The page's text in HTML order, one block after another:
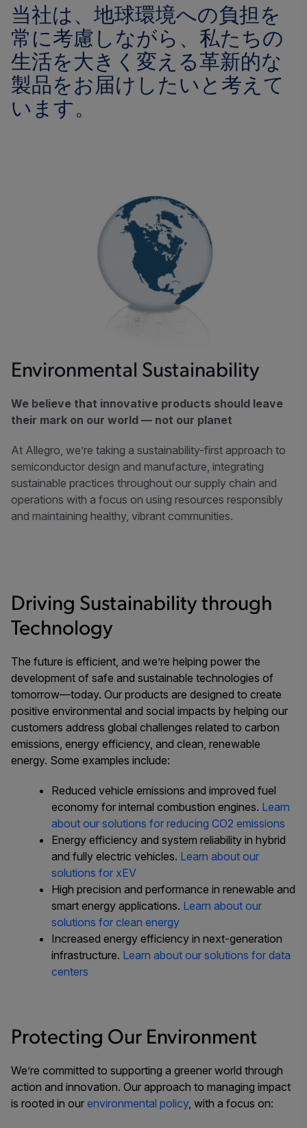
当社は、地球環境への負担を
常に考慮しながら、私たちの
生活を大きく変える革新的な
製品をお届けしたいと考えて
います。
Environmental Sustainability
We believe that innovative products should leave
their mark on our world — not our planet
At Allegro, we’re taking a sustainability-first approach to
semiconductor design and manufacture, integrating
sustainable practices throughout our supply chain and
operations with a focus on using resources responsibly
and maintaining healthy, vibrant communities.
Driving Sustainability through
Technology
The future is efficient, and we’re helping power the
development of safe and sustainable technologies of
tomorrow—today. Our products are designed to create
positive environmental and social impacts by helping our
customers address global challenges related to carbon
emissions, energy efficiency, and clean, renewable
energy. Some examples include:
Reduced vehicle emissions and improved fuel
economy for internal combustion engines. Learn
about our solutions for reducing CO2 emissions
Energy efficiency and system reliability in hybrid
and fully electric vehicles. Learn about our
solutions for xEV
High precision and performance in renewable and
smart energy applications. Learn about our
solutions for clean energy
Increased energy efficiency in next-generation
infrastructure. Learn about our solutions for data
centers
Protecting Our Environment
We’re committed to supporting a greener world through
action and innovation. Our approach to managing impact
is rooted in our environmental policy, with a focus on: